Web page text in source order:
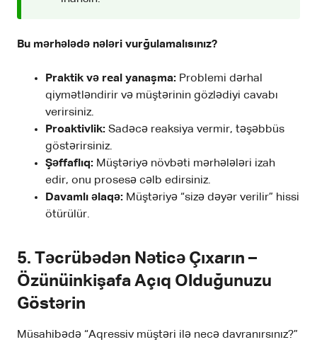
Bu mərhələdə nələri vurğulamalısınız?
Praktik və real yanaşma: Problemi dərhal
qiymətləndirir və müştərinin gözlədiyi cavabı
verirsiniz.
Proaktivlik: Sadəcə reaksiya vermir, təşəbbüs
göstərirsiniz.
Şəffaflıq: Müştəriyə növbəti mərhələləri izah
edir, onu prosesə cəlb edirsiniz.
Davamlı əlaqə: Müştəriyə “sizə dəyər verilir” hissi
ötürülür.
5. Təcrübədən Nəticə Çıxarın –
Özünüinkişafa Açıq Olduğunuzu
Göstərin
Müsahibədə “Aqressiv müştəri ilə necə davranırsınız?”